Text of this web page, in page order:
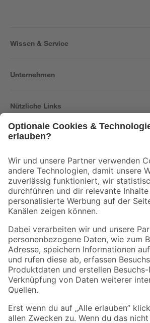
Wissen & Service
Unternehmen
Nützliche Links
Der toom Newsletter: Keine Angebote und Aktionen
Zur Newsletter Anmeldung
Folge uns
Zahlungsarten
Sicher einkaufen